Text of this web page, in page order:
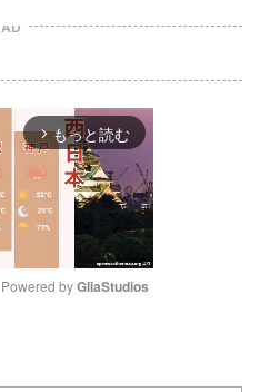
AD
arrow_forward_ios もっと読む
Powered by GliaStudios